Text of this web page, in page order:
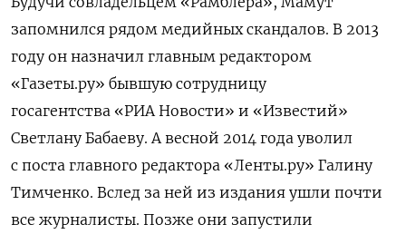
запомнился рядом медийных скандалов. В 2013
году он назначил главным редактором
«Газеты.ру» бывшую сотрудницу
госагентства «РИА Новости» и «Известий»
Светлану Бабаеву. А весной 2014 года уволил
с поста главного редактора «Ленты.ру» Галину
Тимченко. Вслед за ней из издания ушли почти
все журналисты. Позже они запустили